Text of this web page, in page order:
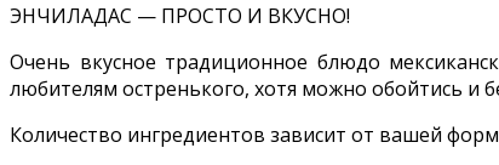
ЭНЧИЛАДАС — ПРОСТО И ВКУСНО!
Очень вкусное традиционное блюдо
любителям остренького, хотя можно обойтись и
Количество ингредиентов зависит от вашей